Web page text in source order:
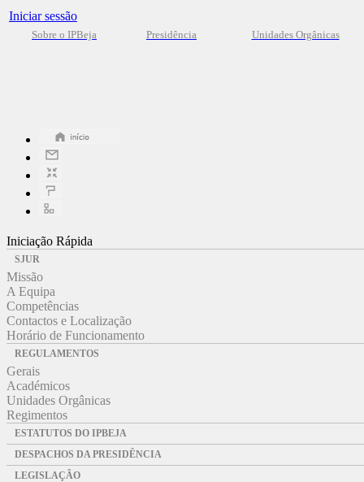
Iniciar sessão
Sobre o IPBeja Presidência Unidades Orgânicas
Iniciação Rápida
SJUR
Missão
A Equipa
Competências
Contactos e Localização
Horário de Funcionamento
REGULAMENTOS
Gerais
Académicos
Unidades Orgânicas
Regimentos
ESTATUTOS DO IPBEJA
DESPACHOS DA PRESIDÊNCIA
LEGISLAÇÃO